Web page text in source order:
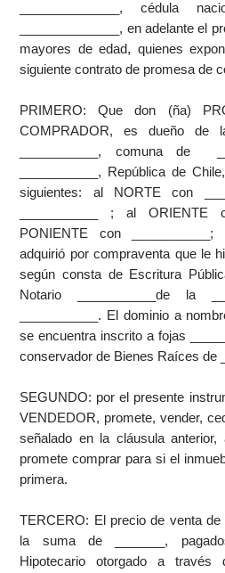
______________, cédula
______________, en adelante el
mayores de edad, quienes
siguiente contrato de promesa de
PRIMERO: Que don (ña)
COMPRADOR, es dueño de
___________, comuna de
___________, República de
siguientes: al NORTE con
___________ ; al ORIENTE
PONIENTE con
adquirió por compraventa que le
según consta de Escritura
Notario ___________de la
___________. El dominio a
se encuentra inscrito a fojas
conservador de Bienes Raíces de
SEGUNDO: por el presente
VENDEDOR, promete, vender,
señalado en la cláusula
promete comprar para si el
primera.
TERCERO: El precio de venta
la suma de _______,
Hipotecario otorgado a